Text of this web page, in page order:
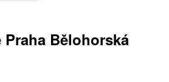
Bělohorská